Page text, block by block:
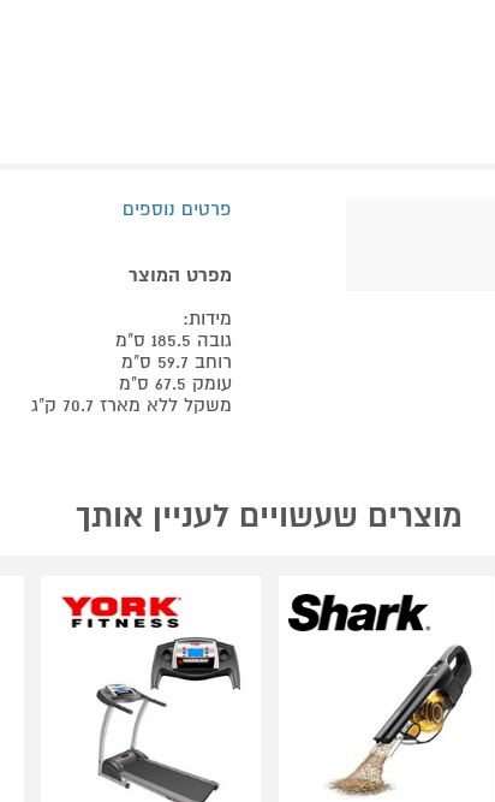
פרטים נוספים
מפרט המוצר
מידות:
גובה 185.5 ס"מ
רוחב 59.7 ס"מ
עומק 67.5 ס"מ
משקל ללא מארז 70.7 ק"ג
מוצרים שעשויים לעניין אותך